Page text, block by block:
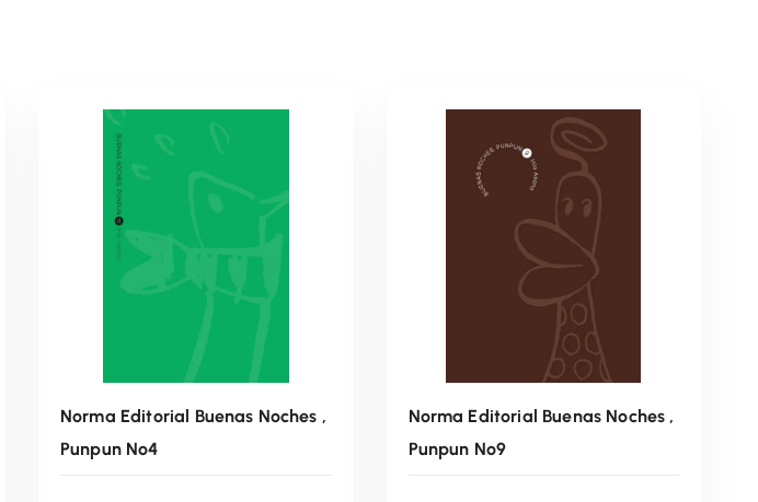
Norma Editorial Buenas Noches ,
Punpun Nº4
Norma Editorial Buenas Noches ,
Punpun Nº9